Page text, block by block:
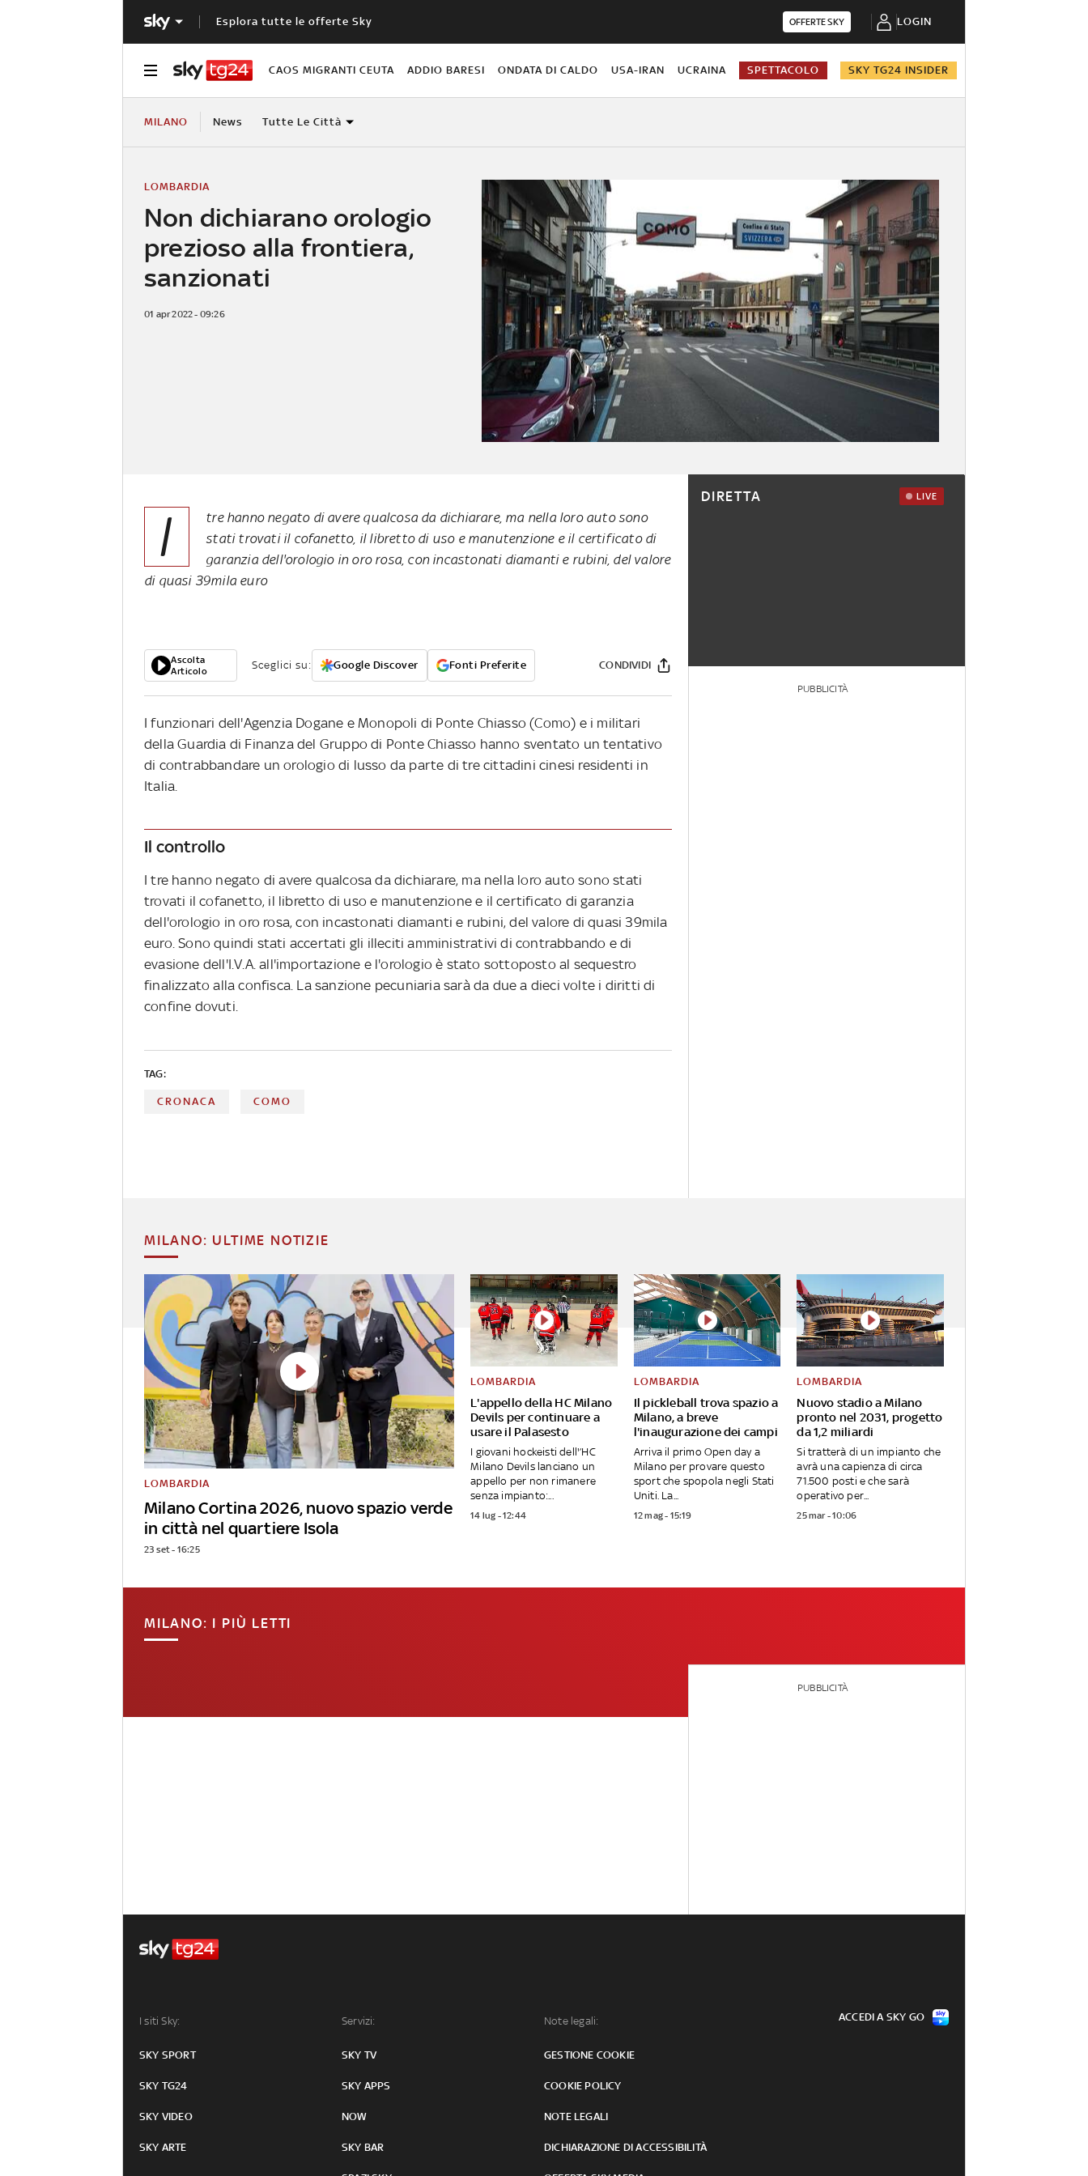
Esplora tutte le offerte Sky OFFERTE SKY LOGIN
CAOS MIGRANTI CEUTA ADDIO BARESI ONDATA DI CALDO USA-IRAN UCRAINA SPETTACOLO SKY TG24 INSIDER
MILANO News Tutte Le Città
Non dichiarano orologio
prezioso alla frontiera,
sanzionati
LOMBARDIA
01 apr 2022 - 09:26
I
tre hanno negato di avere qualcosa da dichiarare, ma nella loro auto sono
stati trovati il cofanetto, il libretto di uso e manutenzione e il certificato di
garanzia dell'orologio in oro rosa, con incastonati diamanti e rubini, del valore
di quasi 39mila euro
Ascolta
Articolo
Sceglici su: Google Discover Fonti Preferite CONDIVIDI
I funzionari dell'Agenzia Dogane e Monopoli di Ponte Chiasso (Como) e i militari
della Guardia di Finanza del Gruppo di Ponte Chiasso hanno sventato un tentativo
di contrabbandare un orologio di lusso da parte di tre cittadini cinesi residenti in
Italia.
Il controllo
I tre hanno negato di avere qualcosa da dichiarare, ma nella loro auto sono stati
trovati il cofanetto, il libretto di uso e manutenzione e il certificato di garanzia
dell'orologio in oro rosa, con incastonati diamanti e rubini, del valore di quasi 39mila
euro. Sono quindi stati accertati gli illeciti amministrativi di contrabbando e di
evasione dell'I.V.A. all'importazione e l'orologio è stato sottoposto al sequestro
finalizzato alla confisca. La sanzione pecuniaria sarà da due a dieci volte i diritti di
confine dovuti.
TAG:
CRONACA COMO
DIRETTA LIVE
PUBBLICITÀ
MILANO: ULTIME NOTIZIE
Milano Cortina 2026, nuovo spazio verde
in città nel quartiere Isola
LOMBARDIA
23 set - 16:25
L'appello della HC Milano
Devils per continuare a
usare il Palasesto
LOMBARDIA
I giovani hockeisti dell'’HC
Milano Devils lanciano un
appello per non rimanere
senza impianto:...
14 lug - 12:44
Il pickleball trova spazio a
Milano, a breve
l'inaugurazione dei campi
LOMBARDIA
Arriva il primo Open day a
Milano per provare questo
sport che spopola negli Stati
Uniti. La...
12 mag - 15:19
Nuovo stadio a Milano
pronto nel 2031, progetto
da 1,2 miliardi
LOMBARDIA
Si tratterà di un impianto che
avrà una capienza di circa
71.500 posti e che sarà
operativo per...
25 mar - 10:06
MILANO: I PIÙ LETTI
PUBBLICITÀ
I siti Sky:
SKY SPORT
SKY TG24
SKY VIDEO
SKY ARTE
Servizi:
SKY TV
SKY APPS
NOW
SKY BAR
Note legali:
GESTIONE COOKIE
COOKIE POLICY
NOTE LEGALI
DICHIARAZIONE DI ACCESSIBILITÀ
ACCEDI A SKY GO